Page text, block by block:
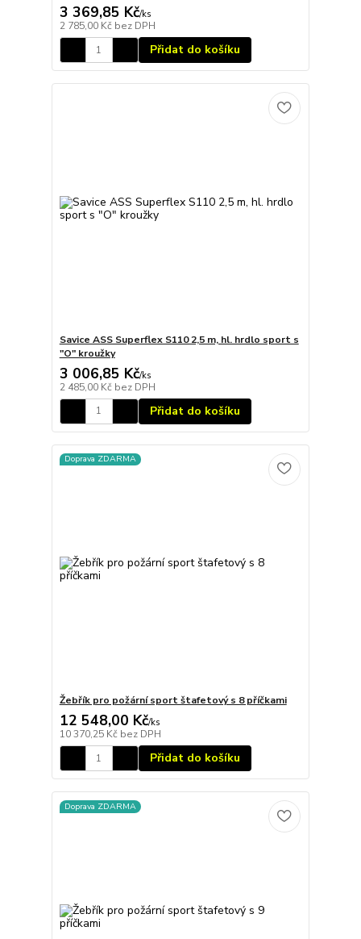
3 369,85 Kč/ks
2 785,00 Kč bez DPH
Přidat do košíku
Savice ASS Superflex S110 2,5 m, hl. hrdlo sport s
"O" kroužky
3 006,85 Kč/ks
2 485,00 Kč bez DPH
Přidat do košíku
Doprava ZDARMA
Žebřík pro požární sport štafetový s 8 příčkami
12 548,00 Kč/ks
10 370,25 Kč bez DPH
Přidat do košíku
Doprava ZDARMA